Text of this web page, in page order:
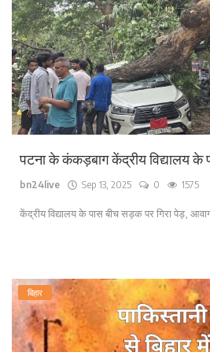
पटना के कंकड़बाग केंद्रीय विद्यालय के
bn24live Sep 13, 2025 0 1575
केंद्रीय विद्यालय के पास बीच सड़क पर गिरा पेड़,
बिहार